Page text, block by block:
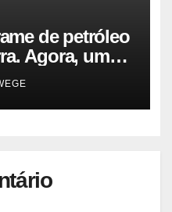
de petróleo
Agora, um
|